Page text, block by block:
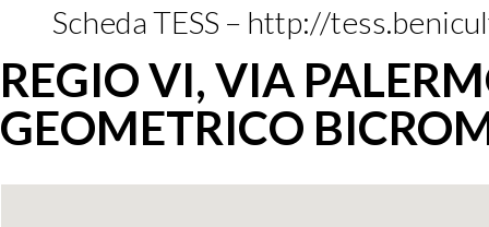
Scheda TESS – http://
REGIO VI, VIA
GEOMETRICO